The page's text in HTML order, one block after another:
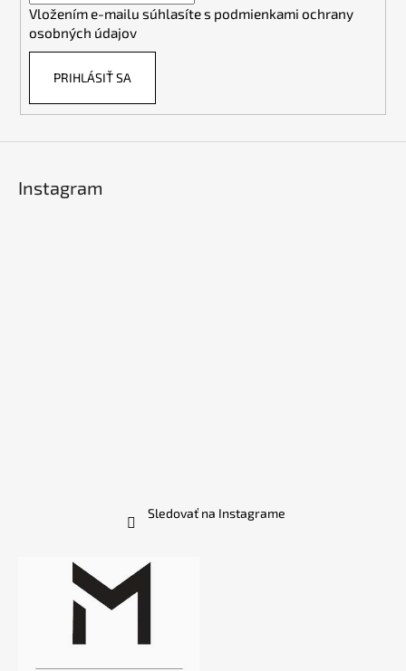
Vložením e-mailu súhlasíte s podmienkami ochrany
osobných údajov
PRIHLÁSIŤ SA
Instagram
Sledovať na Instagrame